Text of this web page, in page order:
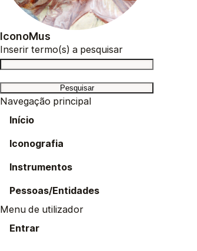
IconoMus
Inserir termo(s) a pesquisar
Navegação principal
Início
Iconografia
Instrumentos
Pessoas/Entidades
Menu de utilizador
Entrar